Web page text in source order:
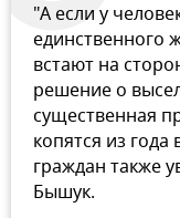
"А если у
единственного
встают на
решение о
существенная
копятся из года
граждан также
Бышук.